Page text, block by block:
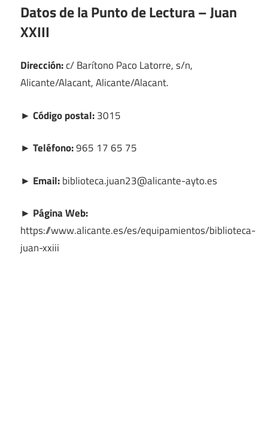
Datos de la Punto de Lectura – Juan
XXIII
Dirección:c/ Barítono Paco Latorre, s/n,
Alicante/Alacant, Alicante/Alacant.
► Código postal:3015
► Teléfono:965 17 65 75
► Email:biblioteca.juan23@alicante-ayto.es
► Página Web:
https://www.alicante.es/es/equipamientos/biblioteca-
juan-xxiii